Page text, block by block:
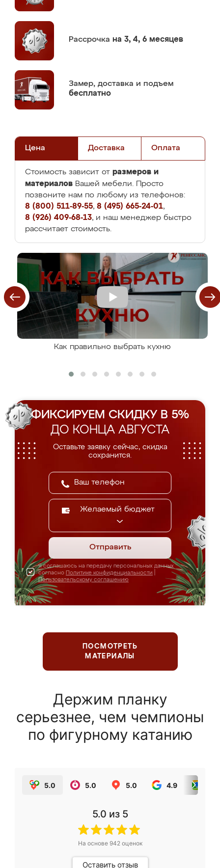
Рассрочка на 3, 4, 6 месяцев
Замер, доставка и подъем
бесплатно
Цена Доставка Оплата
Стоимость зависит от размеров и
материалов Вашей мебели. Просто
позвоните нам по любому из телефонов:
8 (800) 511-89-55, 8 (495) 665-24-01,
8 (926) 409-68-13, и наш менеджер быстро
рассчитает стоимость.
Как правильно выбрать кухню
ФИКСИРУЕМ СКИДКУ В 5%
ДО КОНЦА АВГУСТА
Оставьте заявку сейчас, скидка
сохранится.
Желаемый бюджет
Отправить
Я соглашаюсь на передачу персональных данных
согласно Политике конфиденциальности
Пользовательскому соглашению
ПОСМОТРЕТЬ
МАТЕРИАЛЫ
Держим планку
серьезнее, чем чемпионы
по фигурному катанию
5.0 5.0 5.0 4.9
5.0 из 5
На основе 942оценок
Оставить отзыв